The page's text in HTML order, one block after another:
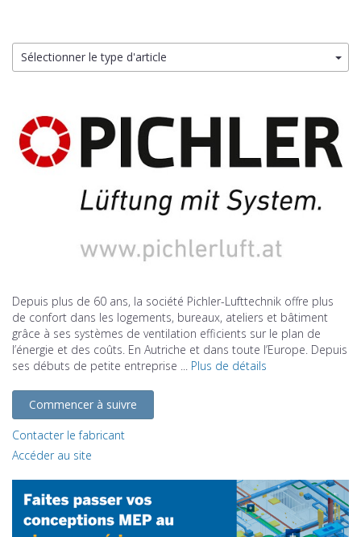
Sélectionner le type d'article
Depuis plus de 60 ans, la société Pichler-Lufttechnik offre plus
de confort dans les logements, bureaux, ateliers et bâtiment
grâce à ses systèmes de ventilation efficients sur le plan de
l’énergie et des coûts. En Autriche et dans toute l’Europe. Depuis
ses débuts de petite entreprise ... Plus de détails
Commencer à suivre
Contacter le fabricant
Accéder au site